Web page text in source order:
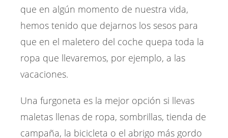
que en algún momento de nuestra vida,
hemos tenido que dejarnos los sesos para
que en el maletero del coche quepa toda la
ropa que llevaremos, por ejemplo, a las
vacaciones.
Una furgoneta es la mejor opción si llevas
maletas llenas de ropa, sombrillas, tienda de
campaña, la bicicleta o el abrigo más gordo